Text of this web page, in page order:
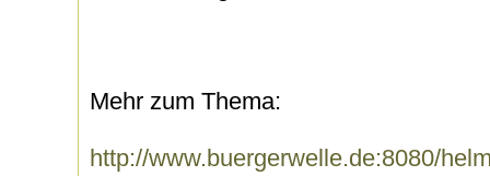
Mehr zum Thema:
http://www.buergerwelle.de:8080/